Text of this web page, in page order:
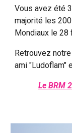
Vous avez été
majorité les
Mondiaux le 28
Retrouvez
ami "Ludoflam"
Le BRM